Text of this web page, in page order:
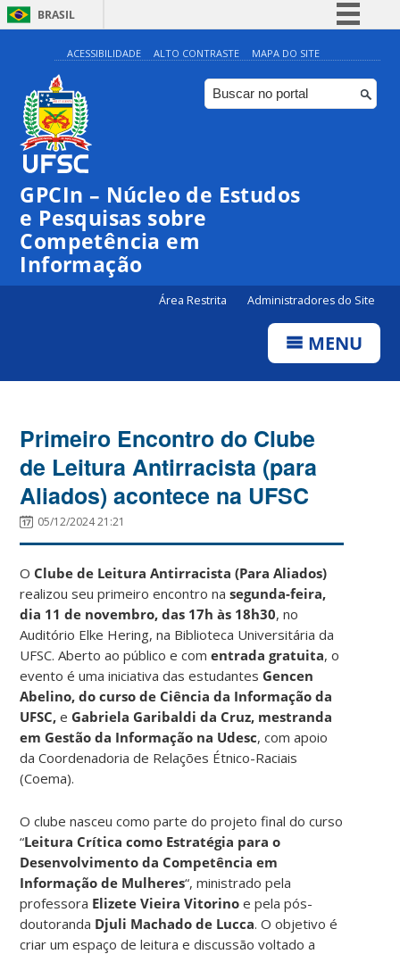
BRASIL
Simplifique!
Comunica BR
Participe
Canais
ACESSIBILIDADE ALTO CONTRASTE MAPA DO SITE
GPCIn – Núcleo de Estudos
e Pesquisas sobre
Competência em
Informação
Área Restrita Administradores do Site
MENU
Primeiro Encontro do Clube
de Leitura Antirracista (para
Aliados) acontece na UFSC
05/12/2024 21:21
O Clube de Leitura Antirracista (Para Aliados)
realizou seu primeiro encontro nasegunda-feira,
dia 11 de novembro, das 17h às 18h30, no
Auditório Elke Hering, na Biblioteca Universitária da
UFSC. Aberto ao público e comentrada gratuita, o
evento é uma iniciativa das estudantes Gencen
Abelino, do curso de Ciência da Informação da
UFSC, e Gabriela Garibaldi da Cruz, mestranda
em Gestão da Informação na Udesc, com apoio
da Coordenadoria de Relações Étnico-Raciais
(Coema).
O clube nasceu como parte do projeto final do curso
“Leitura Crítica como Estratégia para o
Desenvolvimento da Competência em
Informação de Mulheres“, ministrado pela
professora Elizete Vieira Vitorino e pela pós-
doutoranda Djuli Machado de Lucca. O objetivo é
criar um espaço de leitura e discussão voltado a